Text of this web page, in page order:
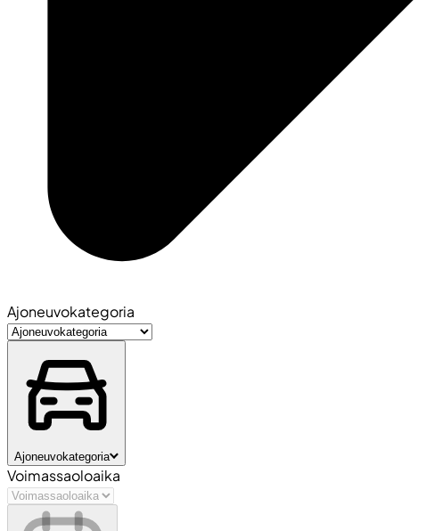
Ajoneuvokategoria
Ajoneuvokategoria
Voimassaoloaika